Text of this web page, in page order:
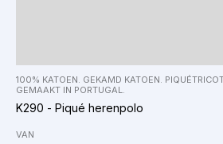
100% KATOEN. GEKAMD KATOEN.
GEMAAKT IN PORTUGAL.
K290 - Piqué herenpolo
VAN